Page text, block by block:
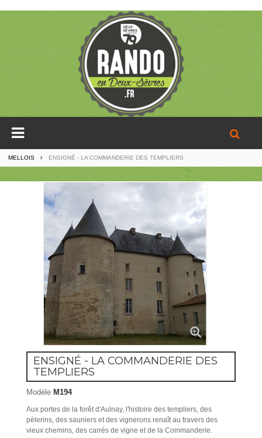
MELLOIS ENSIGNÉ - LA COMMANDERIE DES TEMPLIERS
ENSIGNÉ - LA COMMANDERIE DES
TEMPLIERS
Modèle M194
Aux portes de la forêt d'Aulnay, l'histoire des templiers, des
pèlerins, des sauniers et des vignerons renaît au travers des
vieux chemins, des carrés de vigne et de la Commanderie.